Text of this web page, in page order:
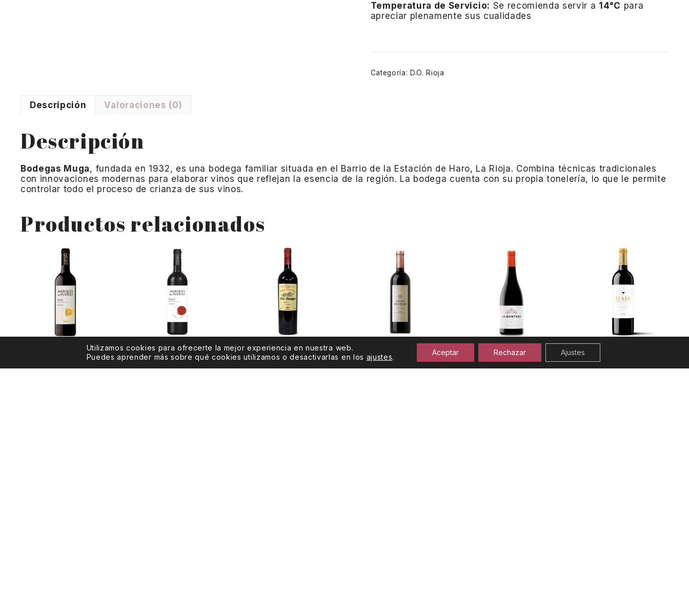
Temperatura de Servicio: Se recomienda servir a 14°C para
apreciar plenamente sus cualidades
Categoría:D.O. Rioja
Descripción Valoraciones (0)
Descripción
Bodegas Muga, fundada en 1932, es una bodega familiar situada en el Barrio de la Estación de Haro, La Rioja. Combina técnicas tradicionales
con innovaciones modernas para elaborar vinos que reflejan la esencia de la región. La bodega cuenta con su propia tonelería, lo que le permite
controlar todo el proceso de crianza de sus vinos.
Productos relacionados
Marqués del Puerto
Marqués del Puerto
Crianza
200 Monges La Montesa
Utilizamos cookies para ofrecerte la mejor experiencia en nuestra web.
Puedes aprender más sobre qué cookies utilizamos o desactivarlas en los ajustes.
Aceptar Rechazar Ajustes